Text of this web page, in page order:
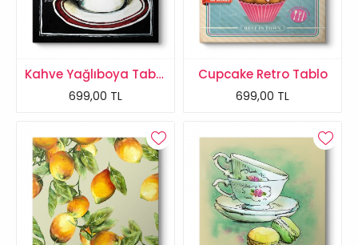
Kahve Yağlıboya Tablo
699,00 TL
Cupcake Retro Tablo
699,00 TL